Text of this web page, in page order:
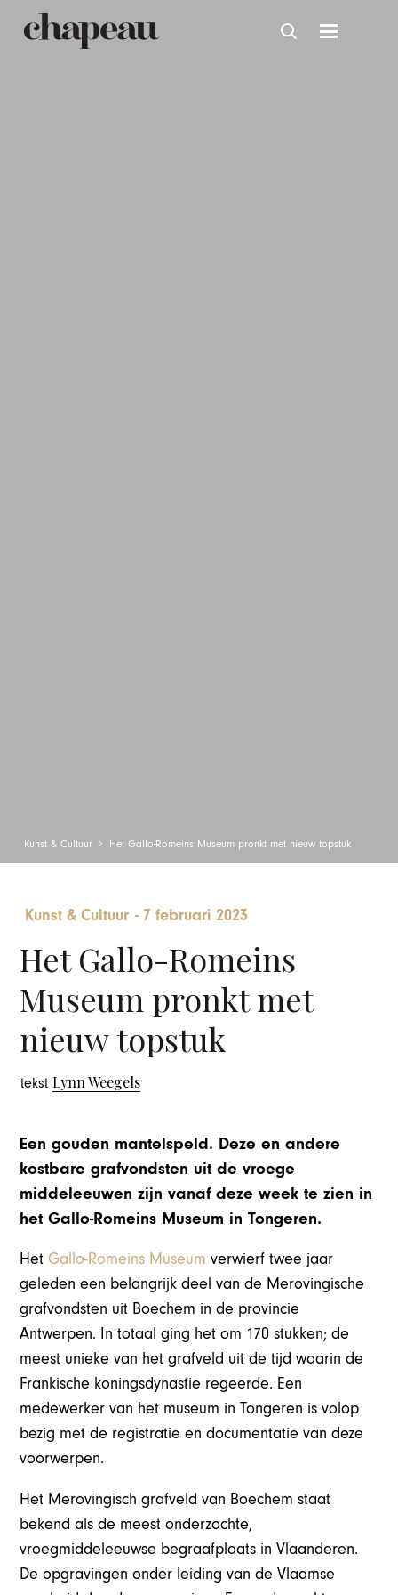
Kunst & Cultuur Het Gallo-Romeins Museum pronkt met nieuw topstuk
Kunst & Cultuur - 7 februari 2023
Het Gallo-Romeins
Museum pronkt met
nieuw topstuk
tekstLynn Weegels
Een gouden mantelspeld. Deze en andere
kostbare grafvondsten uit de vroege
middeleeuwen zijn vanaf deze week te zien in
het Gallo-Romeins Museum in Tongeren.
HetGallo-Romeins Museum verwierf twee jaar
geleden een belangrijk deel van de Merovingische
grafvondsten uit Boechem in de provincie
Antwerpen. In totaal ging het om 170 stukken; de
meest unieke van het grafveld uit de tijd waarin de
Frankische koningsdynastie regeerde. Een
medewerker van het museum in Tongeren is volop
bezig met de registratie en documentatie van deze
voorwerpen.
Het Merovingisch grafveld van Boechem staat
bekend als de meest onderzochte,
vroegmiddeleeuwse begraafplaats in Vlaanderen.
De opgravingen onder leiding van de Vlaamse